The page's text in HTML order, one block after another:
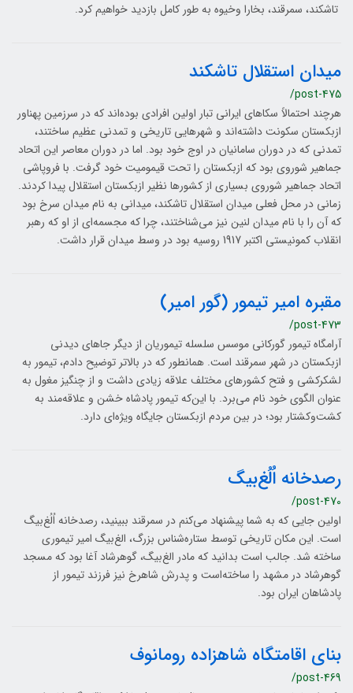
تاشکند، سمرقند، بخارا وخیوه به طور کامل بازدید خواهیم کرد.
میدان استقلال تاشکند
/post-475
هرچند احتمالاً سکاهای ایرانی تبار اولین افرادی بوده‌اند که در سرزمین پهناور
ازبکستان سکونت داشته‌اند و شهرهایی تاریخی و تمدنی عظیم ساختند،
تمدنی که در دوران سامانیان در اوج خود بود. اما در دوران معاصر این اتحاد
جماهیر شوروی بود که ازبکستان را تحت قیمومیت خود گرفت. با فروپاشی
اتحاد جماهیر شوروی بسیاری از کشورها نظیر ازبکستان استقلال پیدا کردند.
زمانی در محل فعلی میدان استقلال تاشکند، میدانی به نام میدان سرخ بود
که آن را با نام میدان لنین نیز می‌شناختند، چرا که مجسمه‌ای از او که رهبر
انقلاب کمونیستی اکتبر 1917 روسیه بود در وسط میدان قرار داشت.
مقبره امیر تیمور (گور امیر)
/post-473
آرامگاه تیمور گورکانی موسس سلسله تیموریان از دیگر جاهای دیدنی
ازبکستان در شهر سمرقند است. همانطور که در بالاتر توضیح دادم، تیمور به
لشکرکشی و فتح کشورهای مختلف علاقه زیادی داشت و از چنگیز مغول به
عنوان الگوی خود نام می‌برد. با این‌که تیمور پادشاه خشن و علاقه‌مند به
کشت‌و‌کشتار بود؛ در بین مردم ازبکستان جایگاه ویژه‌ای دارد.
رصدخانه اُلُغ‌بیگ
/post-470
اولین جایی که به شما پیشنهاد می‌کنم در سمرقند ببینید، رصدخانه اُلُغ‌بیگ
است. این مکان تاریخی توسط ستاره‌شناس بزرگ، الغ‌بیگ امیر تیموری
ساخته شد. جالب است بدانید که مادر الغ‌بیگ، گوهرشاد آغا بود که مسجد
گوهرشاد در مشهد را ساخته‌است و پدرش شاهرخ نیز فرزند تیمور از
پادشاهان ایران بود.
بنای اقامتگاه شاهزاده رومانوف
/post-469